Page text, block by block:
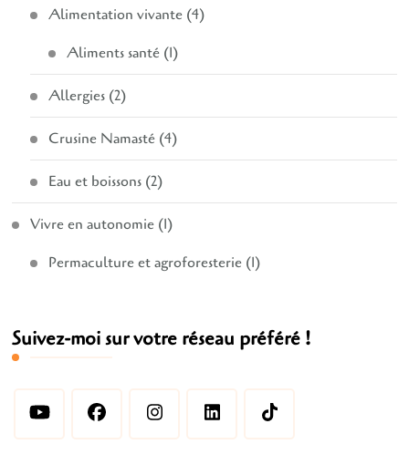
Alimentation vivante (4)
Aliments santé (1)
Allergies (2)
Crusine Namasté (4)
Eau et boissons (2)
Vivre en autonomie (1)
Permaculture et agroforesterie (1)
Suivez-moi sur votre réseau préféré !